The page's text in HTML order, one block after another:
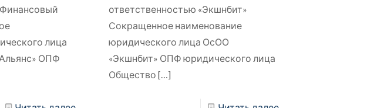
лица
ОПФ
ответственностью «Экшнбит»
Сокращенное наименование
юридического лица ОсОО
«Экшнбит» ОПФ юридического лица
Общество […]